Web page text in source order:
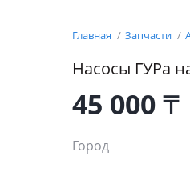
Главная Запчасти
Насосы ГУРа
45 000₸
Город